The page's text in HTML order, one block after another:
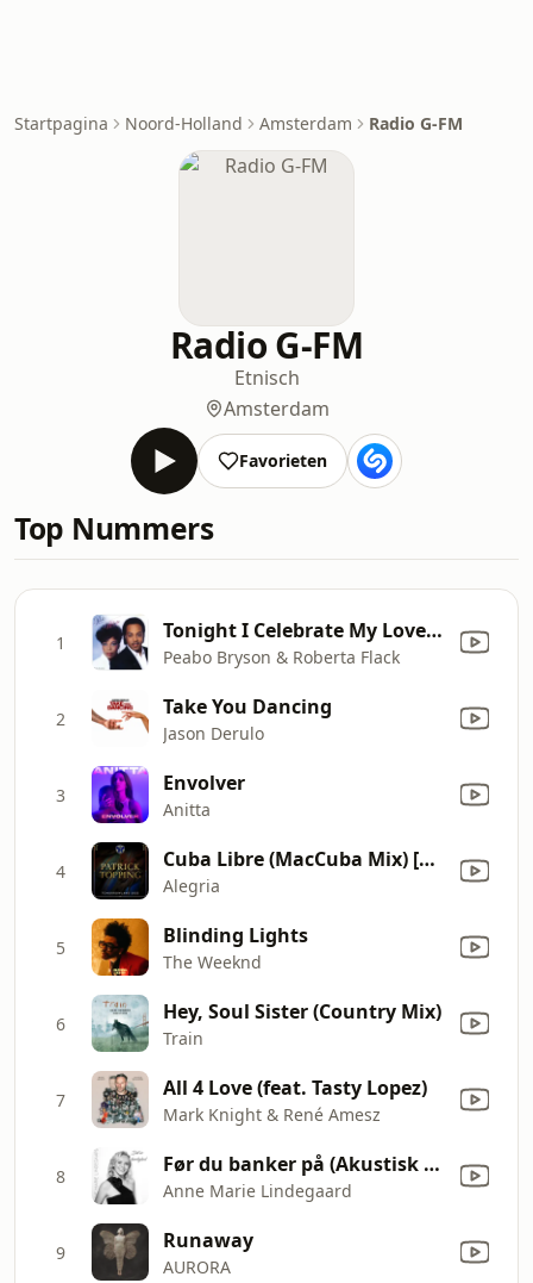
Startpagina Noord-Holland Amsterdam Radio G-FM
Radio G-FM
Etnisch
Amsterdam
Favorieten
Top Nummers
1 Tonight I Celebrate My Love (feat. Roberta Flack)
Peabo Bryson & Roberta Flack
2 Take You Dancing
Jason Derulo
3 Envolver
Anitta
4 Cuba Libre (MacCuba Mix) [Mixed]
Alegria
5 Blinding Lights
The Weeknd
6 Hey, Soul Sister (Country Mix)
Train
7 All 4 Love (feat. Tasty Lopez)
Mark Knight & René Amesz
8 Før du banker på (Akustisk bonus-track)
Anne Marie Lindegaard
9 Runaway
AURORA